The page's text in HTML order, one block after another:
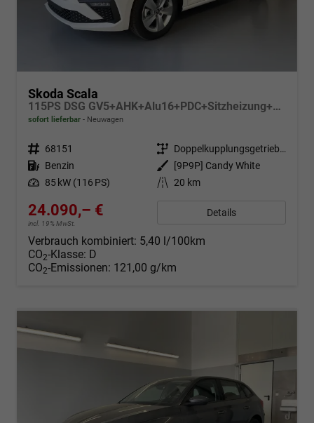
Skoda Scala
115PS DSG GV5+AHK+Alu16+PDC+Sitzheizung+App-Connect
sofort lieferbar Neuwagen
Fahrzeugnr. 68151 Getriebe
Doppelkupplungsgetriebe (DSG)
Kraftstoff Benzin Außenfarbe
[9P9P] Candy White
Leistung 85 kW (116 PS) Kilometerstand 20 km
24.090,– €
incl. 19% MwSt.
Details
Verbrauch kombiniert: 5,40 l/100km
CO2-Klasse: D
CO2-Emissionen: 121,00 g/km